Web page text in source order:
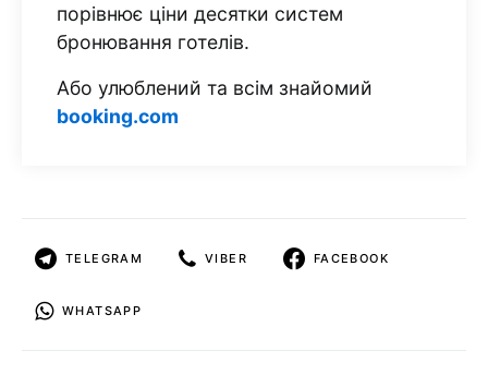
порівнює ціни десятки систем
бронювання готелів.
Або улюблений та всім знайомий
booking.com
TELEGRAM VIBER FACEBOOK
WHATSAPP